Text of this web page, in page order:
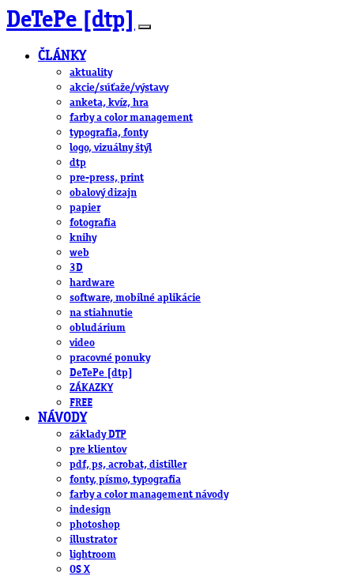
DeTePe [dtp]
ČLÁNKY
aktuality
akcie/súťaže/výstavy
anketa, kvíz, hra
farby a color management
typografia, fonty
logo, vizuálny štýl
dtp
pre-press, print
obalový dizajn
papier
fotografia
knihy
web
3D
hardware
software, mobilné aplikácie
na stiahnutie
obludárium
video
pracovné ponuky
DeTePe [dtp]
ZÁKAZKY
FREE
NÁVODY
základy DTP
pre klientov
pdf, ps, acrobat, distiller
fonty, písmo, typografia
farby a color management návody
indesign
photoshop
illustrator
lightroom
OS X